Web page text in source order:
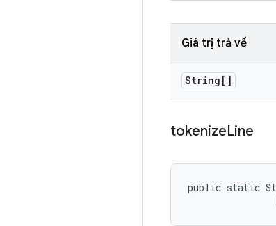
Giá trị trả về
String[]
tokenizeLine
public static